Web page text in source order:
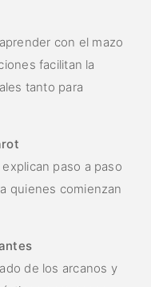
con el mazo
facilitan la
tanto para
paso a paso
quienes comienzan
de los arcanos y